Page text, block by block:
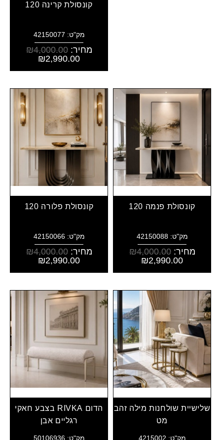
קונסולת קרינה 120
מק"ט: 42150077
מחיר: ₪4,000.00
₪2,990.00
קונסולת פנמה 120
מק"ט: 42150088
מחיר: ₪4,000.00
₪2,990.00
קונסולת פלורה 120
מק"ט: 42150066
מחיר: ₪4,000.00
₪2,990.00
שלישיית שולחנות מילה זהב
מט
מק"ט: 4215002
הדום RIVKA בצבע חאקי
רגליים אבן
מק"ט: 50106936